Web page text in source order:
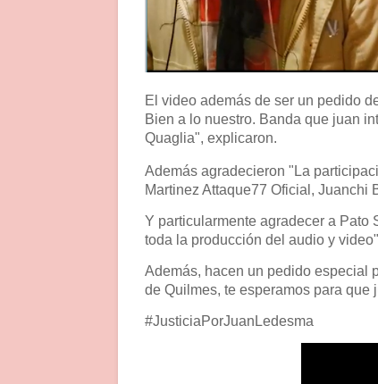
El video además de ser un pedido
Bien a lo nuestro. Banda que juan
Quaglia", explicaron.
Además agradecieron "La
Martinez Attaque77 Oficial, Juanchi
Y particularmente agradecer a Pato
toda la producción del audio y
Además, hacen un pedido especial
de Quilmes, te esperamos para que
#JusticiaPorJuanLedesma